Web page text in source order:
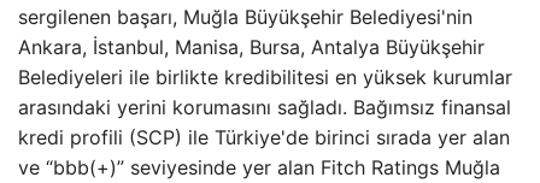
sergilenen başarı, Muğla Büyükşehir Belediyesi'nin
Ankara, İstanbul, Manisa, Bursa, Antalya Büyükşehir
Belediyeleri ile birlikte kredibilitesi en yüksek kurumlar
arasındaki yerini korumasını sağladı. Bağımsız finansal
kredi profili (SCP) ile Türkiye'de birinci sırada yer alan
ve “bbb(+)” seviyesinde yer alan Fitch Ratings Muğla